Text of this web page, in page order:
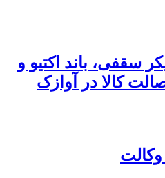
باند اکتیو و
کالا در آوازک